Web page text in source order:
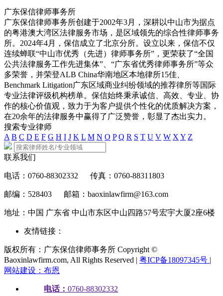
广东保信律师事务所
广东保信律师事务所创建于2002年3月，深耕以中山市为据点
的粤港澳大湾区法律服务市场，是区域领先的综合性律师事务
所。2024年4月，保信成立了北京分所。设立以来，保信不仅
连续蝉联“中山市优秀（先进）律师事务所”，更荣获了“全国
公共法律服务工作先进集体”、“广东省优秀律师事务所”等众
多荣誉，并荣登ALB China华南地区本地律所15佳、
Benchmark Litigation广东区域商业纠纷领域的推荐律所等国际
专业法律评级机构榜单。保信始终秉承诚信、高效、专业、协
作的核心价值观，致力于为客户提供个性化的优质解决方案，
在20余年的法律服务中赢得了广泛赞誉，彰显了杰出实力。
搜索专业律师
A B C D E F G H I J K L M N O P Q R S T U V W X Y Z
联系我们
电话：0760-88302332 传真：0760-88311803
邮编：528403 邮箱：baoxinlawfirm@163.com
地址：中国 广东省 中山市东区中山四路57号宏宇大厦2座6楼
友情链接：
版权所有：广东保信律师事务所 Copyright ©
Baoxinlawfirm.com, All Rights Reserved | 粤ICP备18097345号 |
网站建设：布恩
电话： 0760-88302332